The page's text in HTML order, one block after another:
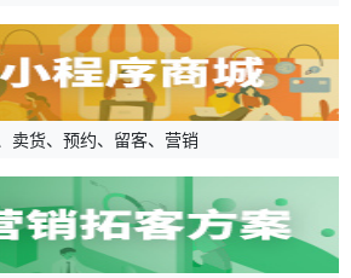
卖货、预约、留客、营销